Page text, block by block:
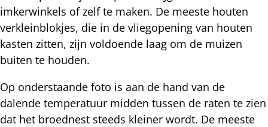
imkerwinkels of zelf te maken. De meeste houten
verkleinblokjes, die in de vliegopening van houten
kasten zitten, zijn voldoende laag om de muizen
buiten te houden.
Op onderstaande foto is aan de hand van de
dalende temperatuur midden tussen de raten te zien
dat het broednest steeds kleiner wordt. De meeste